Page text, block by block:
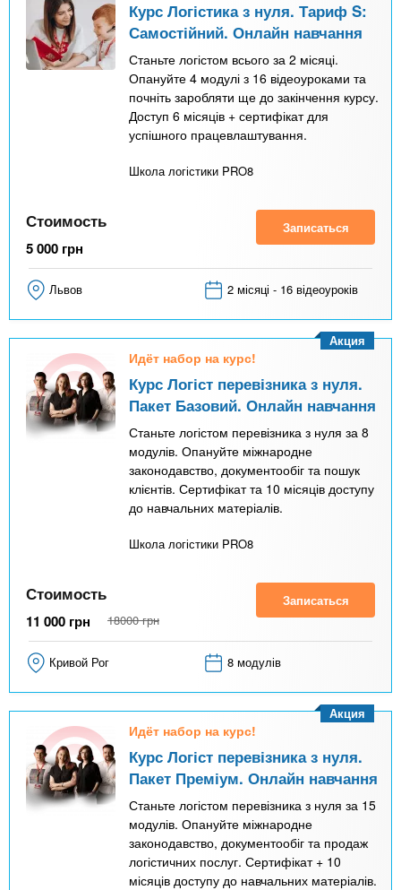
Курс Логістика з нуля. Тариф S:
Самостійний. Онлайн навчання
Станьте логістом всього за 2 місяці.
Опануйте 4 модулі з 16 відеоуроками та
почніть заробляти ще до закінчення курсу.
Доступ 6 місяців + сертифікат для
успішного працевлаштування.
Школа логістики PRO8
Стоимость
5 000 грн
Записаться
Львов 2 місяці - 16 відеоуроків
Идёт набор на курс!
Курс Логіст перевізника з нуля.
Пакет Базовий. Онлайн навчання
Станьте логістом перевізника з нуля за 8
модулів. Опануйте міжнародне
законодавство, документообіг та пошук
клієнтів. Сертифікат та 10 місяців доступу
до навчальних матеріалів.
Школа логістики PRO8
Акция
Стоимость
11 000 грн 18000 грн
Записаться
Кривой Рог 8 модулів
Идёт набор на курс!
Курс Логіст перевізника з нуля.
Пакет Преміум. Онлайн навчання
Станьте логістом перевізника з нуля за 15
модулів. Опануйте міжнародне
законодавство, документообіг та продаж
логістичних послуг. Сертифікат + 10
місяців доступу до навчальних матеріалів.
Акция